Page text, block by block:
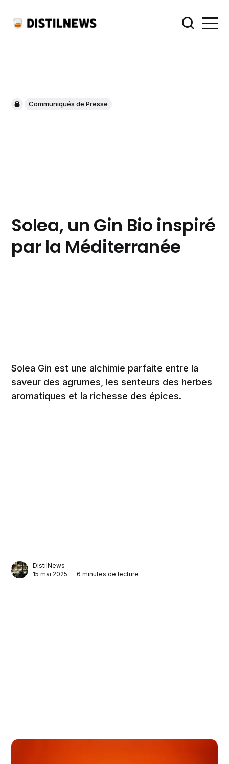
Communiqués de Presse
Solea, un Gin Bio inspiré
par la Méditerranée
Solea Gin est une alchimie parfaite entre la
saveur des agrumes, les senteurs des herbes
aromatiques et la richesse des épices.
DistilNews
15 mai 2025 — 6 minutes de lecture